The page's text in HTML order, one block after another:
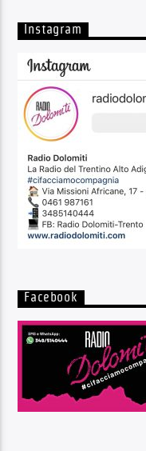
Instagram
Facebook